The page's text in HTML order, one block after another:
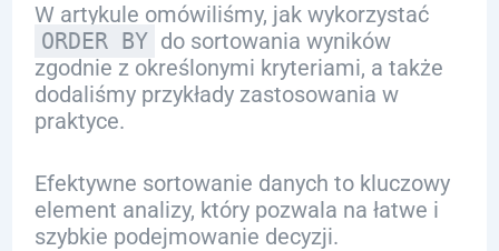
W artykule omówiliśmy, jak wykorzystać
ORDER BY do sortowania wyników
zgodnie z określonymi kryteriami, a także
dodaliśmy przykłady zastosowania w
praktyce.
Efektywne sortowanie danych to kluczowy
element analizy, który pozwala na łatwe i
szybkie podejmowanie decyzji.